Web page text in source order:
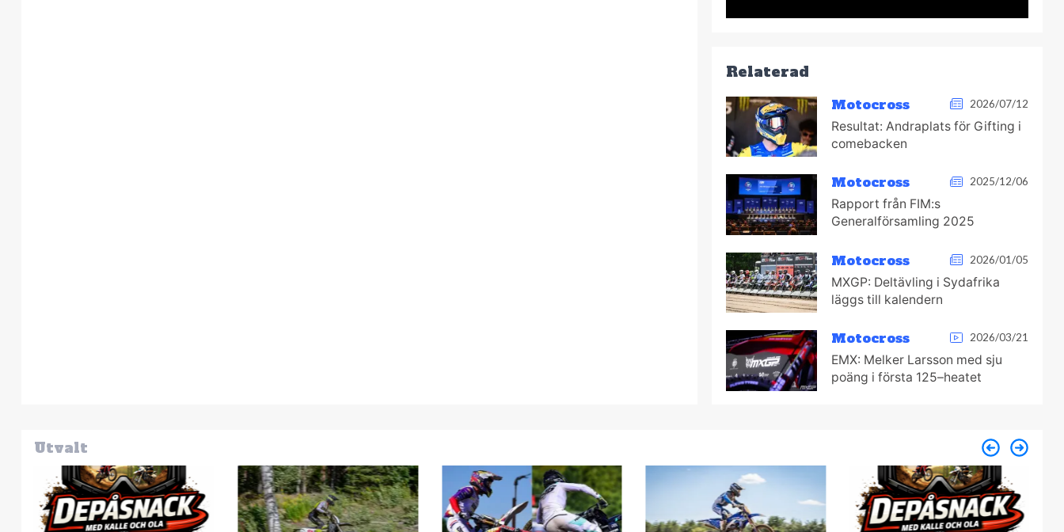
Relaterad
Motocross 2026/07/12
Resultat: Andraplats för Gifting i
comebacken
Motocross 2025/12/06
Rapport från FIM:s
Generalförsamling 2025
Motocross 2026/01/05
MXGP: Deltävling i Sydafrika
läggs till kalendern
Motocross 2026/03/21
EMX: Melker Larsson med sju
poäng i första 125–heatet
Utvalt